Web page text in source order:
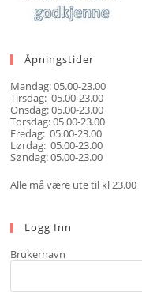
Åpningstider
Mandag: 05.00-23.00
Tirsdag: 05.00-23.00
Onsdag: 05.00-23.00
Torsdag: 05.00-23.00
Fredag: 05.00-23.00
Lørdag: 05.00-23.00
Søndag: 05.00-23.00
Alle må være ute til kl 23.00
Logg Inn
Brukernavn